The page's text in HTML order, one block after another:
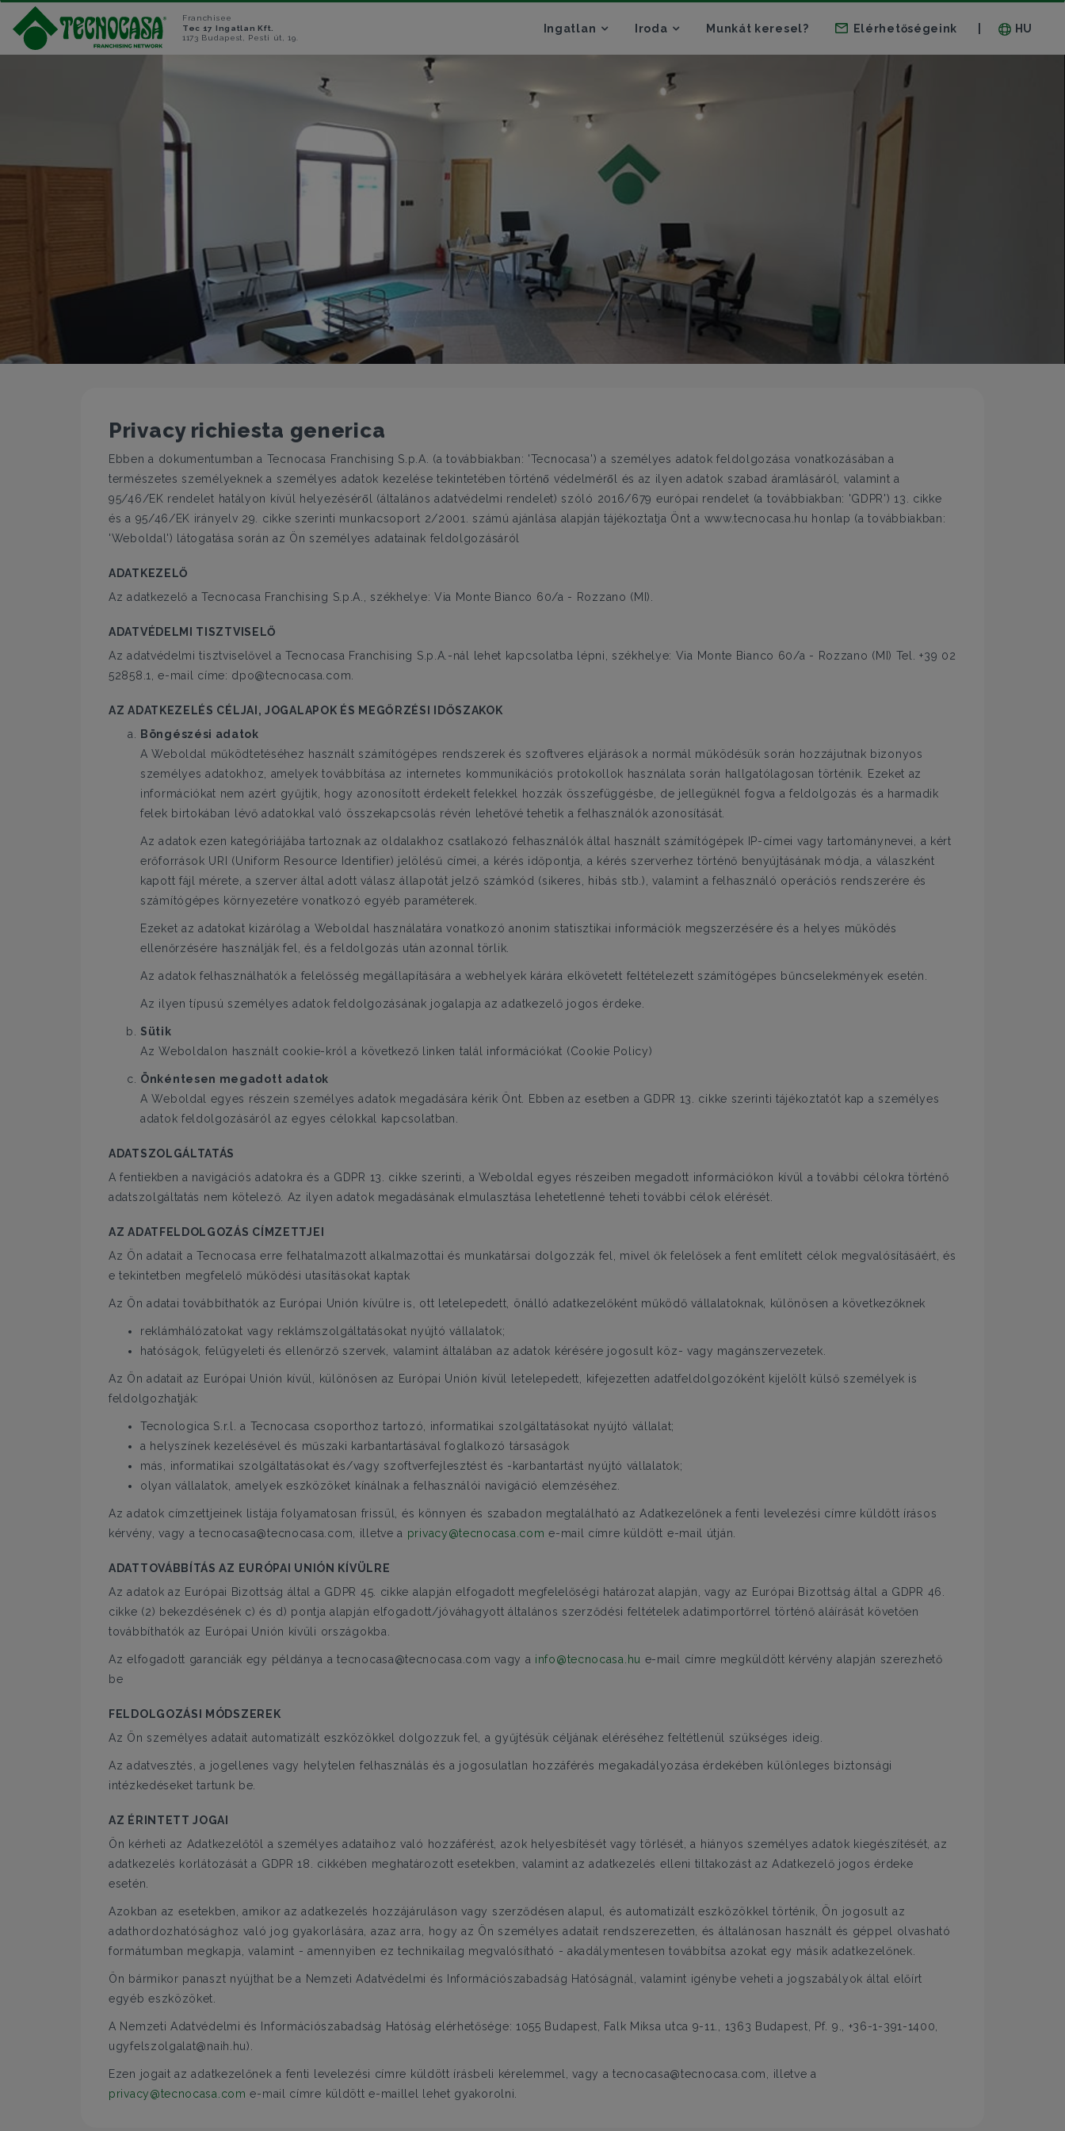
Franchisee
Tec 17 Ingatlan Kft.
1173 Budapest, Pesti út, 19.
HU
Ingatlan Iroda Munkát keresel? Elérhetőségeink
Privacy richiesta generica
Ebben a dokumentumban a Tecnocasa Franchising S.p.A. (a továbbiakban: 'Tecnocasa') a személyes adatok feldolgozása vonatkozásában a
természetes személyeknek a személyes adatok kezelése tekintetében történő védelméről és az ilyen adatok szabad áramlásáról, valamint a
95/46/EK rendelet hatályon kívül helyezéséről (általános adatvédelmi rendelet) szóló 2016/679 európai rendelet (a továbbiakban: 'GDPR') 13. cikke
és a 95/46/EK irányelv 29. cikke szerinti munkacsoport 2/2001. számú ajánlása alapján tájékoztatja Önt a www.tecnocasa.hu honlap (a továbbiakban:
'Weboldal') látogatása során az Ön személyes adatainak feldolgozásáról
ADATKEZELŐ
Az adatkezelő a Tecnocasa Franchising S.p.A., székhelye: Via Monte Bianco 60/a - Rozzano (MI).
ADATVÉDELMI TISZTVISELŐ
Az adatvédelmi tisztviselővel a Tecnocasa Franchising S.p.A.-nál lehet kapcsolatba lépni, székhelye: Via Monte Bianco 60/a - Rozzano (MI) Tel. +39 02
52858.1, e-mail címe: dpo@tecnocasa.com.
AZ ADATKEZELÉS CÉLJAI, JOGALAPOK ÉS MEGŐRZÉSI IDŐSZAKOK
Böngészési adatok
A Weboldal működtetéséhez használt számítógépes rendszerek és szoftveres eljárások a normál működésük során hozzájutnak bizonyos
személyes adatokhoz, amelyek továbbítása az internetes kommunikációs protokollok használata során hallgatólagosan történik. Ezeket az
információkat nem azért gyűjtik, hogy azonosított érdekelt felekkel hozzák összefüggésbe, de jellegüknél fogva a feldolgozás és a harmadik
felek birtokában lévő adatokkal való összekapcsolás révén lehetővé tehetik a felhasználók azonosítását.
Az adatok ezen kategóriájába tartoznak az oldalakhoz csatlakozó felhasználók által használt számítógépek IP-címei vagy tartománynevei, a kért
erőforrások URI (Uniform Resource Identifier) jelölésű címei, a kérés időpontja, a kérés szerverhez történő benyújtásának módja, a válaszként
kapott fájl mérete, a szerver által adott válasz állapotát jelző számkód (sikeres, hibás stb.), valamint a felhasználó operációs rendszerére és
számítógépes környezetére vonatkozó egyéb paraméterek.
Ezeket az adatokat kizárólag a Weboldal használatára vonatkozó anonim statisztikai információk megszerzésére és a helyes működés
ellenőrzésére használják fel, és a feldolgozás után azonnal törlik.
Az adatok felhasználhatók a felelősség megállapítására a webhelyek kárára elkövetett feltételezett számítógépes bűncselekmények esetén.
Az ilyen típusú személyes adatok feldolgozásának jogalapja az adatkezelő jogos érdeke.
Sütik
Az Weboldalon használt cookie-król a következő linken talál információkat (Cookie Policy)
Önkéntesen megadott adatok
A Weboldal egyes részein személyes adatok megadására kérik Önt. Ebben az esetben a GDPR 13. cikke szerinti tájékoztatót kap a személyes
adatok feldolgozásáról az egyes célokkal kapcsolatban.
ADATSZOLGÁLTATÁS
A fentiekben a navigációs adatokra és a GDPR 13. cikke szerinti, a Weboldal egyes részeiben megadott információkon kívül a további célokra történő
adatszolgáltatás nem kötelező. Az ilyen adatok megadásának elmulasztása lehetetlenné teheti további célok elérését.
AZ ADATFELDOLGOZÁS CÍMZETTJEI
Az Ön adatait a Tecnocasa erre felhatalmazott alkalmazottai és munkatársai dolgozzák fel, mivel ők felelősek a fent említett célok megvalósításáért, és
e tekintetben megfelelő működési utasításokat kaptak
Az Ön adatai továbbíthatók az Európai Unión kívülre is, ott letelepedett, önálló adatkezelőként működő vállalatoknak, különösen a következőknek
reklámhálózatokat vagy reklámszolgáltatásokat nyújtó vállalatok;
hatóságok, felügyeleti és ellenőrző szervek, valamint általában az adatok kérésére jogosult köz- vagy magánszervezetek.
Az Ön adatait az Európai Unión kívül, különösen az Európai Unión kívül letelepedett, kifejezetten adatfeldolgozóként kijelölt külső személyek is
feldolgozhatják:
Tecnologica S.r.l. a Tecnocasa csoporthoz tartozó, informatikai szolgáltatásokat nyújtó vállalat;
a helyszínek kezelésével és műszaki karbantartásával foglalkozó társaságok
más, informatikai szolgáltatásokat és/vagy szoftverfejlesztést és -karbantartást nyújtó vállalatok;
olyan vállalatok, amelyek eszközöket kínálnak a felhasználói navigáció elemzéséhez.
Az adatok címzettjeinek listája folyamatosan frissül, és könnyen és szabadon megtalálható az Adatkezelőnek a fenti levelezési címre küldött írásos
kérvény, vagy a tecnocasa@tecnocasa.com, illetve a privacy@tecnocasa.com e-mail címre küldött e-mail útján.
ADATTOVÁBBÍTÁS AZ EURÓPAI UNIÓN KÍVÜLRE
Az adatok az Európai Bizottság által a GDPR 45. cikke alapján elfogadott megfelelőségi határozat alapján, vagy az Európai Bizottság által a GDPR 46.
cikke (2) bekezdésének c) és d) pontja alapján elfogadott/jóváhagyott általános szerződési feltételek adatimportőrrel történő aláírását követően
továbbíthatók az Európai Unión kívüli országokba.
Az elfogadott garanciák egy példánya a tecnocasa@tecnocasa.com vagy a info@tecnocasa.hu e-mail címre megküldött kérvény alapján szerezhető
be
FELDOLGOZÁSI MÓDSZEREK
Az Ön személyes adatait automatizált eszközökkel dolgozzuk fel, a gyűjtésük céljának eléréséhez feltétlenül szükséges ideig.
Az adatvesztés, a jogellenes vagy helytelen felhasználás és a jogosulatlan hozzáférés megakadályozása érdekében különleges biztonsági
intézkedéseket tartunk be.
AZ ÉRINTETT JOGAI
Ön kérheti az Adatkezelőtől a személyes adataihoz való hozzáférést, azok helyesbítését vagy törlését, a hiányos személyes adatok kiegészítését, az
adatkezelés korlátozását a GDPR 18. cikkében meghatározott esetekben, valamint az adatkezelés elleni tiltakozást az Adatkezelő jogos érdeke
esetén.
Azokban az esetekben, amikor az adatkezelés hozzájáruláson vagy szerződésen alapul, és automatizált eszközökkel történik, Ön jogosult az
adathordozhatósághoz való jog gyakorlására, azaz arra, hogy az Ön személyes adatait rendszerezetten, és általánosan használt és géppel olvasható
formátumban megkapja, valamint - amennyiben ez technikailag megvalósítható - akadálymentesen továbbítsa azokat egy másik adatkezelőnek.
Ön bármikor panaszt nyújthat be a Nemzeti Adatvédelmi és Információszabadság Hatóságnál, valamint igénybe veheti a jogszabályok által előírt
egyéb eszközöket.
A Nemzeti Adatvédelmi és Információszabadság Hatóság elérhetősége: 1055 Budapest, Falk Miksa utca 9-11., 1363 Budapest, Pf. 9., +36-1-391-1400,
ugyfelszolgalat@naih.hu).
Ezen jogait az adatkezelőnek a fenti levelezési címre küldött írásbeli kérelemmel, vagy a tecnocasa@tecnocasa.com, illetve a
privacy@tecnocasa.com e-mail címre küldött e-maillel lehet gyakorolni.